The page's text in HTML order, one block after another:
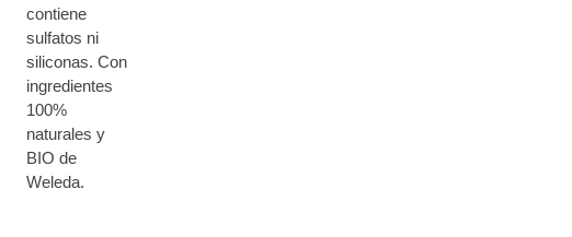
contiene
sulfatos ni
siliconas. Con
ingredientes
100%
naturales y
BIO de
Weleda.